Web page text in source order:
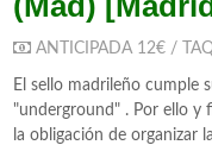
ANTICIPADA 12€ /
El sello madrileño cumple
"underground" . Por ello y
la obligación de organizar